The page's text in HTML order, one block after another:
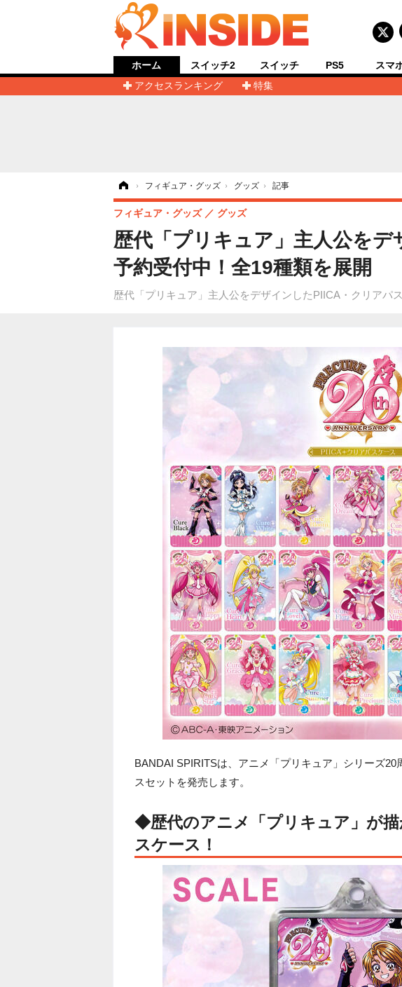
ホーム
アクセスランキング
特集
スイッチ2 スイッチ PS5 スマ
› フィギュア・グッズ › グッズ › 記事
歴代「プリキュア」主人公を
予約受付中！全19種類を展開
歴代「プリキュア」主人公をデザインしたPIICA・クリアパ
フィギュア・グッズ グッズ
BANDAI SPIRITSは、アニメ「プリキュア」シリーズ
スセットを発売します。
◆歴代のアニメ「プリキュア」が
スケース！